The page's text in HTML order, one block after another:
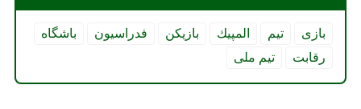
بازی تیم المپیك بازیكن فدراسیون
باشگاه
رقابت
تیم ملی